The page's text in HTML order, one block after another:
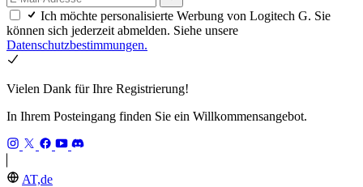
Ich möchte personalisierte Werbung von Logitech G. Sie
können sich jederzeit abmelden. Siehe unsere
Datenschutzbestimmungen.
Vielen Dank für Ihre Registrierung!
In Ihrem Posteingang finden Sie ein Willkommensangebot.
AT,de